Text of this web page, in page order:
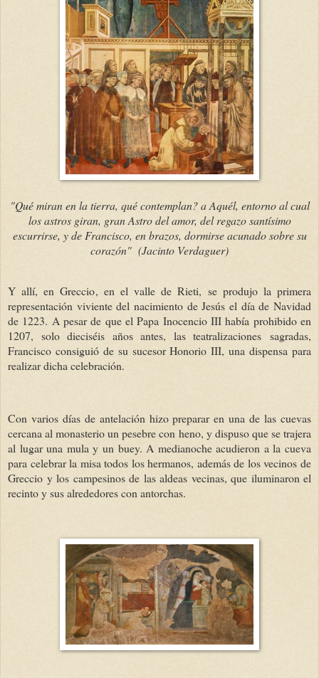
"Qué miran en la tierra, qué contemplan? a Aquél, entorno al cual
los astros giran, gran Astro del amor, del regazo santísimo
escurrirse, y de Francisco, en brazos, dormirse acunado sobre su
corazón" (Jacinto Verdaguer)
Y allí, en Greccio, en el valle de Rieti, se produjo la primera
representación viviente del nacimiento de Jesús el día de Navidad
de 1223. A pesar de que el Papa Inocencio III había prohibido en
1207, solo dieciséis años antes, las teatralizaciones sagradas,
Francisco consiguió de su sucesor Honorio III, una dispensa para
realizar dicha celebración.
Con varios días de antelación hizo preparar en una de las cuevas
cercana al monasterio un pesebre con heno, y dispuso que se trajera
al lugar una mula y un buey. A medianoche acudieron a la cueva
para celebrar la misa todos los hermanos, además de los vecinos de
Greccio y los campesinos de las aldeas vecinas, que iluminaron el
recinto y sus alrededores con antorchas.